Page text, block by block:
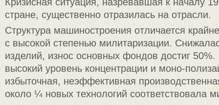
стране, существенно отразилась на отрасли.
Структура машиностроения отличается
с высокой степенью милитаризации.
изделий, износ основных фондов достиг
высокий уровень концентрации и моно-
избыточная, неэффективная
около ¼ новых технологий соответствовала